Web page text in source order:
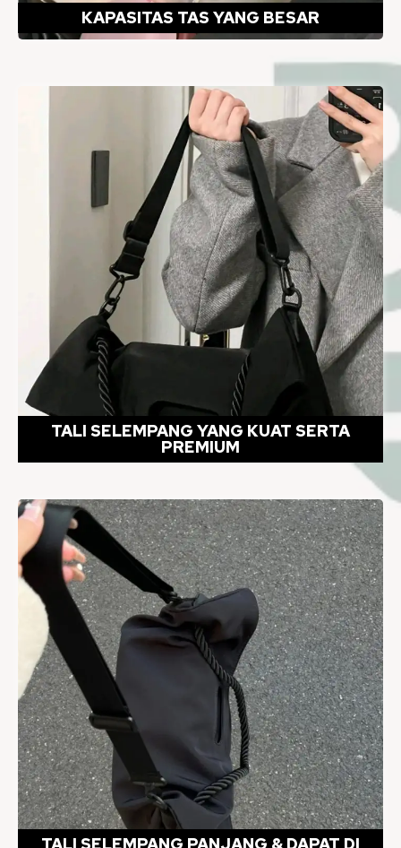
KAPASITAS TAS YANG BESAR
TALI SELEMPANG YANG KUAT SERTA
PREMIUM